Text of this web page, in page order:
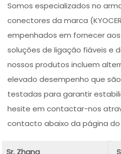
Somos especializados no
conectores da marca
empenhados em fornecer
soluções de ligação fiáveis e
nossos produtos incluem
elevado desempenho que
testadas para garantir
hesite em contactar-nos
contacto abaixo da página
Sr. Zhang